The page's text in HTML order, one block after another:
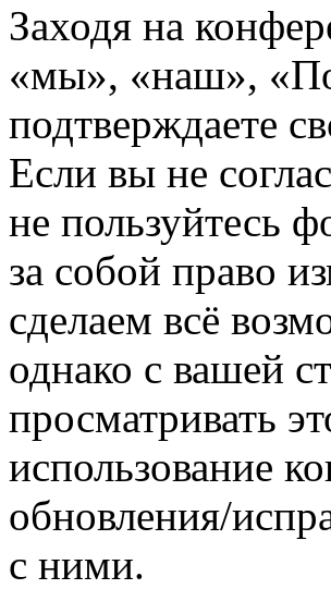
Заходя на
«мы», «наш»,
подтверждаете
Если вы не
не пользуйтесь
за собой право
сделаем всё
однако с вашей
просматривать
использование
обновления/
с ними.